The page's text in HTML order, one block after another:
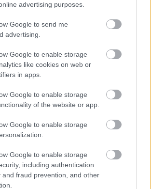
advertising purposes.
Google to send me
advertising.
Google to enable storage
like cookies on web or
in apps.
Google to enable storage
of the website or app.
Google to enable storage
Google to enable storage
including authentication
and fraud prevention, and other